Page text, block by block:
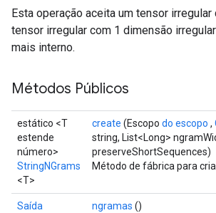
Esta operação aceita um tensor
tensor irregular com 1 dimensão
mais interno.
Métodos Públicos
estático <T
estende
número>
StringNGrams
<T>
create (Escopo do escopo ,
string, List<Long>
preserveShortSequences)
Método de fábrica para
Saída
ngramas ()